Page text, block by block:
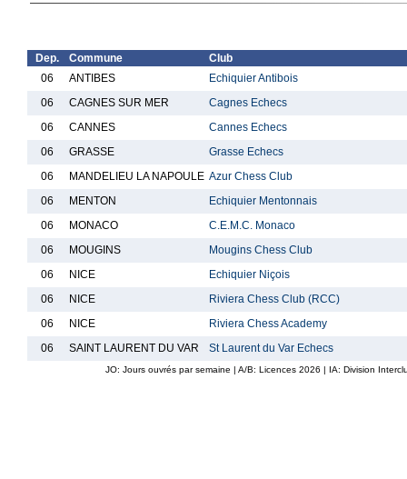
Dep. Commune
Club
06
ANTIBES
Echiquier Antibois
06
CAGNES SUR MER
Cagnes Echecs
06
CANNES
Cannes Echecs
06
GRASSE
Grasse Echecs
06
MANDELIEU LA NAPOULE Azur Chess Club
06
MENTON
Echiquier Mentonnais
06
MONACO
C.E.M.C. Monaco
06
MOUGINS
Mougins Chess Club
06
NICE
Echiquier Niçois
06
NICE
Riviera Chess Club (RCC)
06
NICE
Riviera Chess Academy
06
SAINT LAURENT DU VAR St Laurent du Var Echecs
JO: Jours ouvrés par semaine | A/B: Licences 2026 | IA: Division